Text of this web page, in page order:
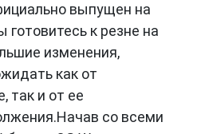
выпущен на
готовитесь к резне на
изменения,
как от
так и от ее
со всеми